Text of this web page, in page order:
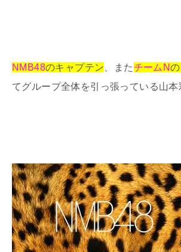
NMB48のキャプテン 、またチームN
てグループ全体を引っ張っている山本